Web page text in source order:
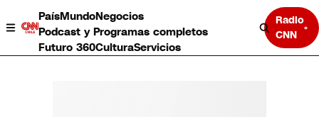
PaísMundoNegocios
Podcast y Programas completos
Futuro 360CulturaServicios
Radio
CNN